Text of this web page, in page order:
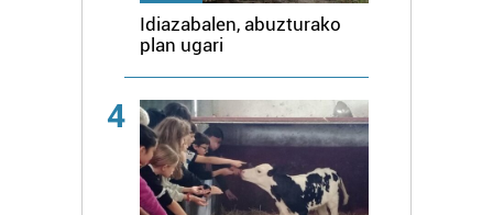
Idiazabalen, abuzturako
plan ugari
4